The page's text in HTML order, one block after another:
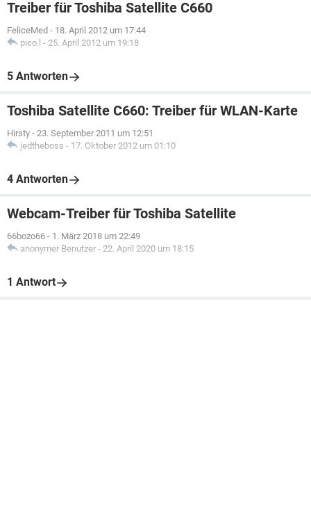
Treiber für Toshiba Satellite C660
FeliceMed - 18. April 2012 um 17:44
pico.l - 25. April 2012 um 19:18
5 Antworten
Toshiba Satellite C660: Treiber für WLAN-Karte
Hirsty - 23. September 2011 um 12:51
jedtheboss - 17. Oktober 2012 um 01:10
4 Antworten
Webcam-Treiber für Toshiba Satellite
66bozo66 - 1. März 2018 um 22:49
anonymer Benutzer - 22. April 2020 um 18:15
1 Antwort